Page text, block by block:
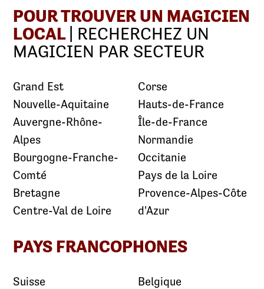
POUR TROUVER UN MAGICIEN
LOCAL | RECHERCHEZ UN
MAGICIEN PAR SECTEUR
Grand Est
Nouvelle-Aquitaine
Auvergne-Rhône-
Alpes
Bourgogne-Franche-
Comté
Bretagne
Centre-Val de Loire
Corse
Hauts-de-France
Île-de-France
Normandie
Occitanie
Pays de la Loire
Provence-Alpes-Côte
d'Azur
PAYS FRANCOPHONES
Suisse
Belgique